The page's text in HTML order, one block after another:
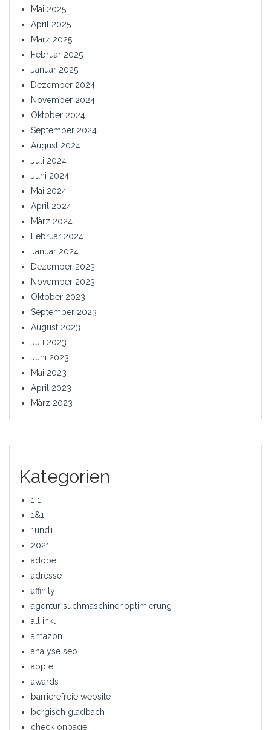
Mai 2025
April 2025
März 2025
Februar 2025
Januar 2025
Dezember 2024
November 2024
Oktober 2024
September 2024
August 2024
Juli 2024
Juni 2024
Mai 2024
April 2024
März 2024
Februar 2024
Januar 2024
Dezember 2023
November 2023
Oktober 2023
September 2023
August 2023
Juli 2023
Juni 2023
Mai 2023
April 2023
März 2023
Kategorien
1 1
1&1
1und1
2021
adobe
adresse
affinity
agentur suchmaschinenoptimierung
all inkl
amazon
analyse seo
apple
awards
barrierefreie website
bergisch gladbach
check onpage